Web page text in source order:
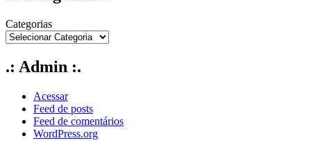
Categorias
.: Admin :.
Acessar
Feed de posts
Feed de comentários
WordPress.org